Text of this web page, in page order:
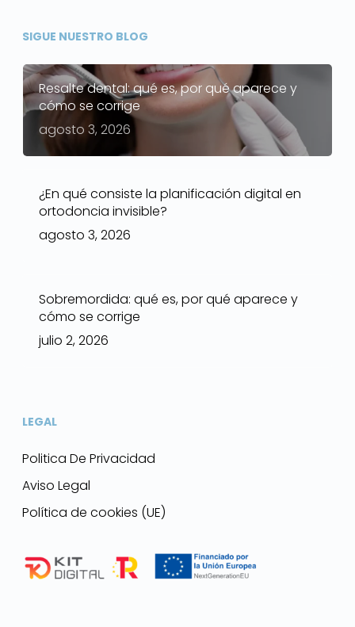
SIGUE NUESTRO BLOG
Resalte dental: qué es, por qué aparece y
cómo se corrige
agosto 3, 2026
¿En qué consiste la planificación digital en
ortodoncia invisible?
agosto 3, 2026
Sobremordida: qué es, por qué aparece y
cómo se corrige
julio 2, 2026
LEGAL
Politica De Privacidad
Aviso Legal
Política de cookies (UE)